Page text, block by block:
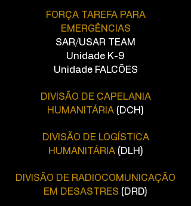
FORÇA TAREFA PARA
EMERGÊNCIAS
SAR/USAR TEAM
Unidade K-9
Unidade FALCÕES
DIVISÃO DE CAPELANIA
HUMANITÁRIA (DCH)
DIVISÃO DE LOGÍSTICA
HUMANITÁRIA (DLH)
DIVISÃO DE RADIOCOMUNICAÇÃO
EM DESASTRES (DRD)